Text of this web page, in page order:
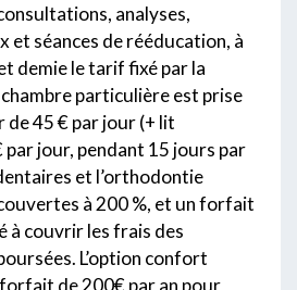
analyses,
et séances de rééducation, à
demie le tarif fixé par la
particulière est prise
de 45 € par jour (+ lit
par jour, pendant 15 jours par
et l’orthodontie
à 200 %, et un forfait
à couvrir les frais des
L’option confort
de 200€ par an pour